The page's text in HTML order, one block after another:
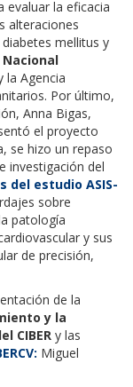
evaluar la eficacia
alteraciones
mellitus y
la Agencia
. Por último,
Anna Bigas,
el proyecto
se hizo un repaso
investigación del
del estudio ASIS-
sobre
patología
y sus
de precisión,
de la
y la
CIBER y las
Miguel